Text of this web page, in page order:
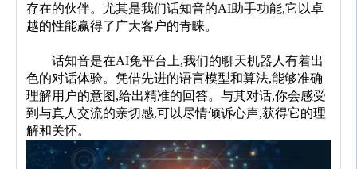
存在的伙伴。尤其是我们话知音的AI助手功能,它以卓
越的性能赢得了广大客户的青睐。
色的对话体验。凭借先进的语言模型和算法,能够准确
理解用户的意图,给出精准的回答。与其对话,你会感受
到与真人交流的亲切感,可以尽情倾诉心声,获得它的理
解和关怀。